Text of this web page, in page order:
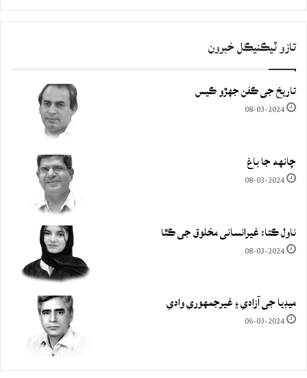
تازو ٽيڪنيڪل خبرون
تاريخ جي ڪفن جھڙو ڪيس
08-03-2024
چانهه جا باغ
08-03-2024
ناول ڪتا: غيرانساني مخلوق جي ڪٿا
08-03-2024
ميڊيا جي آزادي ۽ غيرجمھوري وادي
06-03-2024